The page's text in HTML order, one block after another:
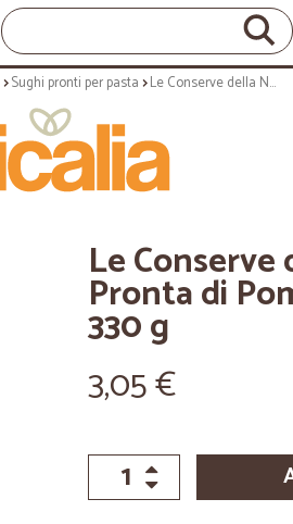
Sughi pronti per pasta Le Conserve della Nonna Salsa Pronta di Pomodoro Lungo d'Emilia 330 g
Le Conserve
Pronta di
330 g
3,05 €